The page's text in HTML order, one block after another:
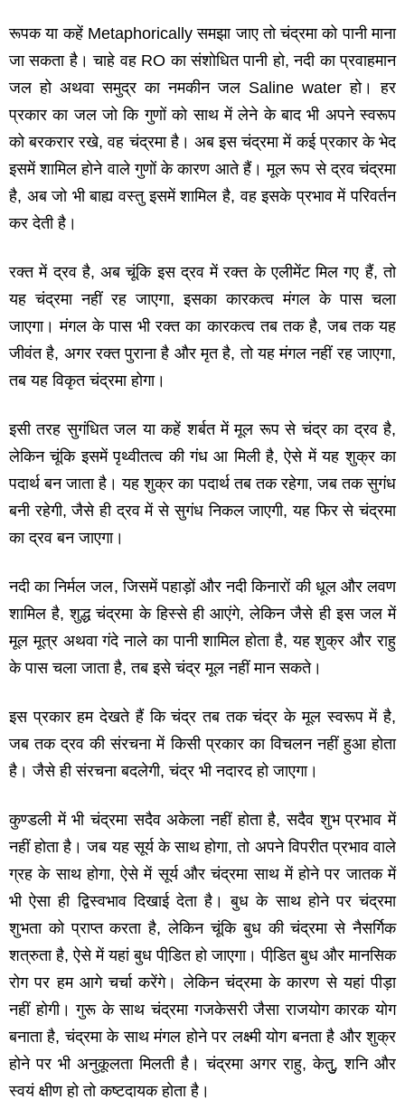
रूपक या कहें Metaphoricallyसमझा जाए तो चंद्रमा को पानी माना
जा सकता है। चाहे वह ROका संशोधित पानी हो,नदी का प्रवाहमान
जल हो अथवा समुद्र का नमकीन जल Saline waterहो। हर
प्रकार का जल जो कि गुणों को साथ में लेने के बाद भी अपने स्‍वरूप
को बरकरार रखे,वह चंद्रमा है। अब इस चंद्रमा में कई प्रकार के भेद
इसमें शामिल होने वाले गुणों के कारण आते हैं। मूल रूप से द्रव चंद्रमा
है, अब जो भी बाह्य वस्‍तु इसमें शामिल है,वह इसके प्रभाव में परिवर्तन
कर देती है।
रक्‍त में द्रव है,अब चूंकि इस द्रव में रक्‍त के एलीमेंट मिल गए हैं,तो
यह चंद्रमा नहीं रह जाएगा,इसका कारकत्‍व मंगल के पास चला
जाएगा। मंगल के पास भी रक्‍त का कारकत्‍व तब तक है,जब तक यह
जीवंत है, अगर रक्‍त पुराना है और मृत है,तो यह मंगल नहीं रह जाएगा,
तब यह विकृत चंद्रमा होगा।
इसी तरह सुगंधित जल या कहें शर्बत में मूल रूप से चंद्र का द्रव है,
लेकिन चूंकि इसमें पृथ्‍वीतत्‍व की गंध आ मिली है,ऐसे में यह शुक्र का
पदार्थ बन जाता है। यह शुक्र का पदार्थ तब तक रहेगा,जब तक सुगंध
बनी रहेगी,जैसे ही द्रव में से सुगंध निकल जाएगी,यह फिर से चंद्रमा
का द्रव बन जाएगा।
नदी का निर्मल जल,जिसमें पहाड़ों और नदी किनारों की धूल और लवण
शामिल है,शुद्ध चंद्रमा के हिस्‍से ही आएंगे,लेकिन जैसे ही इस जल में
मूल मूत्र अथवा गंदे नाले का पानी शामिल होता है,यह शुक्र और राहु
के पास चला जाता है,तब इसे चंद्र मूल नहीं मान सकते।
इस प्रकार हम देखते हैं कि चंद्र तब तक चंद्र के मूल स्‍वरूप में है,
जब तक द्रव की संरचना में किसी प्रकार का विचलन नहीं हुआ होता
है। जैसे ही संरचना बदलेगी,चंद्र भी नदारद हो जाएगा।
कुण्‍डली में भी चंद्रमा सदैव अकेला नहीं होता है,सदैव शुभ प्रभाव में
नहीं होता है। जब यह सूर्य के साथ होगा,तो अपने विपरीत प्रभाव वाले
ग्रह के साथ होगा,ऐसे में सूर्य और चंद्रमा साथ में होने पर जातक में
भी ऐसा ही द्विस्‍वभाव दिखाई देता है। बुध के साथ होने पर चंद्रमा
शुभता को प्राप्‍त करता है,लेकिन चूंकि बुध की चंद्रमा से नैसर्गिक
शत्रुता है,ऐसे में यहां बुध पीडि़त हो जाएगा। पीडि़त बुध और मानसिक
रोग पर हम आगे चर्चा करेंगे। लेकिन चंद्रमा के कारण से यहां पीड़ा
नहीं होगी। गुरू के साथ चंद्रमा गजकेसरी जैसा राजयोग कारक योग
बनाता है,चंद्रमा के साथ मंगल होने पर लक्ष्‍मी योग बनता है और शुक्र
होने पर भी अनुकूलता मिलती है। चंद्रमा अगर राहु,केतुु,शनि और
स्‍वयं क्षीण हो तो कष्‍टदायक होता है।